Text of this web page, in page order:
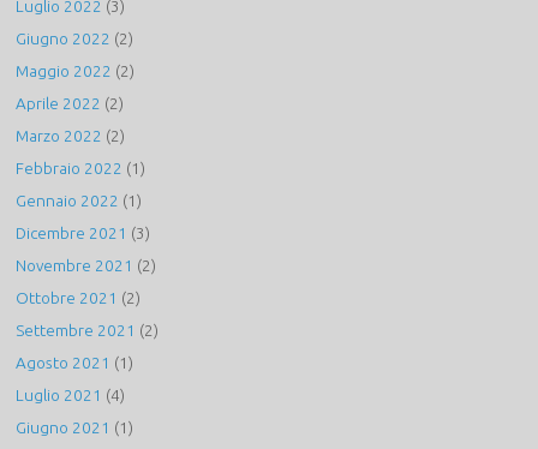
Luglio 2022 (3)
Giugno 2022 (2)
Maggio 2022 (2)
Aprile 2022 (2)
Marzo 2022 (2)
Febbraio 2022 (1)
Gennaio 2022 (1)
Dicembre 2021 (3)
Novembre 2021 (2)
Ottobre 2021 (2)
Settembre 2021 (2)
Agosto 2021 (1)
Luglio 2021 (4)
Giugno 2021 (1)